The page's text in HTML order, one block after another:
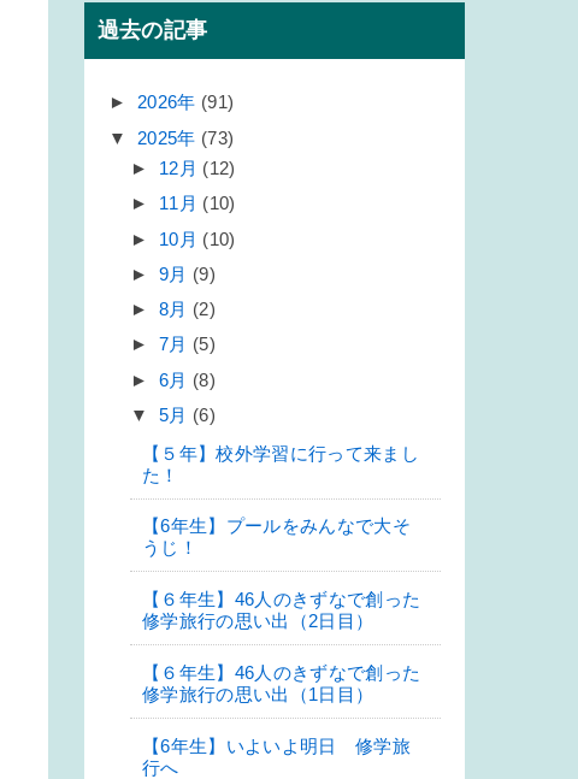
過去の記事
► 2026年 (91)
▼ 2025年 (73)
► 12月 (12)
► 11月 (10)
► 10月 (10)
► 9月 (9)
► 8月 (2)
► 7月 (5)
► 6月 (8)
▼ 5月 (6)
【５年】校外学習に行って来まし
た！
【6年生】プールをみんなで大そ
うじ！
【６年生】46人のきずなで創った
修学旅行の思い出（2日目）
【６年生】46人のきずなで創った
修学旅行の思い出（1日目）
【6年生】いよいよ明日 修学旅
行へ